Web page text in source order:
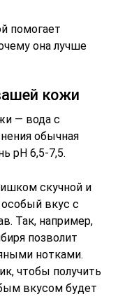
помогает
она лучше
кожи
— вода с
обычная
pH 6,5-7,5.
скучной и
вкус с
Так, например,
позволит
нотками.
чтобы получить
вкусом будет